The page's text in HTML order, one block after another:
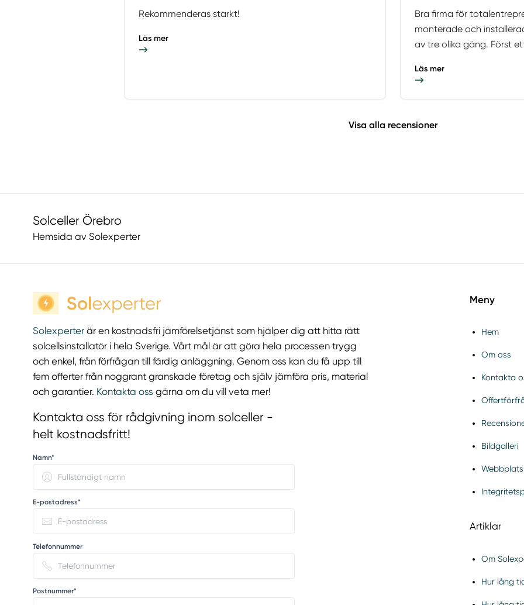
Rekommenderas starkt!
Läs mer
Bra firma för
monterade och
av tre olika gäng. Först
Läs mer
Visa alla recensioner
Solceller Örebro
Hemsida av Solexperter
Solexperter är en kostnadsfri jämförelsetjänst som hjälper dig att hitta rätt
solcellsinstallatör i hela Sverige. Vårt mål är att göra hela processen trygg
och enkel, från förfrågan till färdig anläggning. Genom oss kan du få upp till
fem offerter från noggrant granskade företag och själv jämföra pris, material
och garantier. Kontakta oss gärna om du vill veta mer!
Kontakta oss för rådgivning inom solceller -
helt kostnadsfritt!
Namn*
E-postadress*
Telefonnummer
Postnummer*
Meny
Hem
Om oss
Kontakta
Bildgalleri
Artiklar
Om
Hur lång